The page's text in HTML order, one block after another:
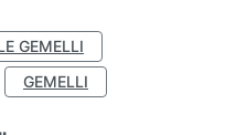
GEMELLI
GEMELLI